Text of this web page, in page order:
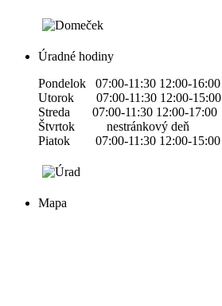
Úradné hodiny
Pondelok 07:00-11:30 12:00-16:00
Utorok 07:00-11:30 12:00-15:00
Streda 07:00-11:30 12:00-17:00
Štvrtok nestránkový deň
Piatok 07:00-11:30 12:00-15:00
Mapa